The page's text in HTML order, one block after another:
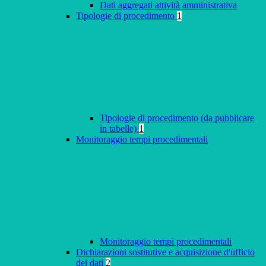
Dati aggregati attività amministrativa
Tipologie di procedimento 1
Tipologie di procedimento (da pubblicare
in tabelle) 1
Monitoraggio tempi procedimentali
Monitoraggio tempi procedimentali
Dichiarazioni sostitutive e acquisizione d'ufficio
dei dati 2